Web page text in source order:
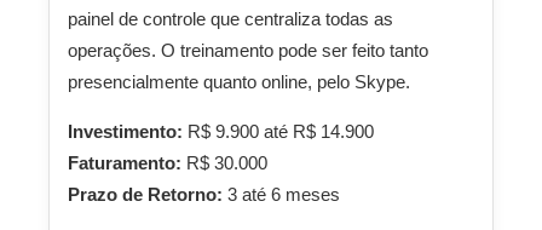
painel de controle que centraliza todas as
operações. O treinamento pode ser feito tanto
presencialmente quanto online, pelo Skype.
Investimento: R$ 9.900 até R$ 14.900
Faturamento: R$ 30.000
Prazo de Retorno: 3 até 6 meses